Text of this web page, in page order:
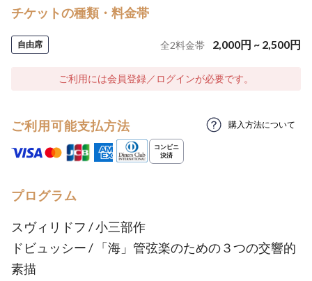
チケットの種類・料金帯
自由席 全2料金帯 2,000円 ~ 2,500円
ご利用には会員登録／ログインが必要です。
ご利用可能支払方法 購入方法について
プログラム
スヴィリドフ / 小三部作
ドビュッシー / 「海」管弦楽のための３つの交響的
素描